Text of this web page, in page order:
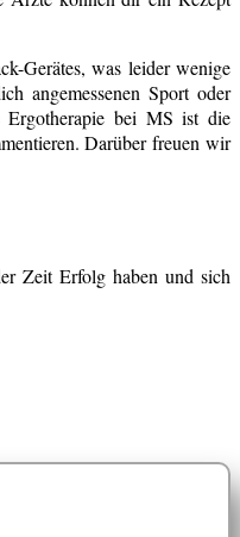
Gerätes, was leider wenige
angemessenen Sport oder
Ergotherapie bei MS ist die
Darüber freuen wir
Zeit Erfolg haben und sich